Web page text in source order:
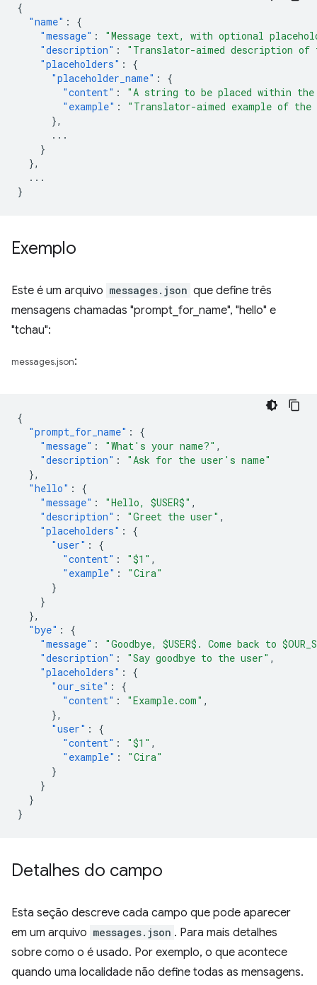
{
"name" :
{
"message" :
"Message text, with optional
"description" :
"Translator-aimed description of
"placeholders" :
{
"placeholder_name" :
{
"content" :
"A string to be placed within the
"example" :
"Translator-aimed example of
},
...
}
},
...
}
Exemplo
Este é um arquivo messages.json que define três
mensagens chamadas "prompt_for_name", "hello" e
"tchau":
messages.json:
{
"prompt_for_name" :
{
"message" : "What's your name?" ,
"description" :
"Ask for the user's name"
},
"hello" :
{
"message" : "Hello, $USER$" ,
"description" : "Greet the user" ,
"placeholders" :
{
"user" :
{
"content" : "$1" ,
"example" :
"Cira"
}
}
},
"bye" :
{
"message" :
"Goodbye, $USER$. Come back to
"description" : "Say goodbye to the user" ,
"placeholders" :
{
"our_site" :
{
"content" : "Example.com" ,
},
"user" :
{
"content" : "$1" ,
"example" :
"Cira"
}
}
}
}
Detalhes do campo
Esta seção descreve cada campo que pode aparecer
em um arquivo messages.json . Para mais detalhes
sobre como o é usado. Por exemplo, o que acontece
quando uma localidade não define todas as mensagens.